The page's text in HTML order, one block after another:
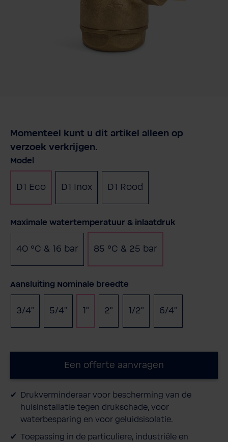
Momenteel kunt u dit artikel alleen op
verzoek verkrijgen.
Selecteer
Model
D1 Eco D1 Inox D1 Rood
Selecteer
Maximale watertemperatuur & inlaatdruk
40 °C & 16 bar 85 °C & 25 bar
Selecteer
Aansluiting Nominale breedte
3/4" 5/4" (Deze optie is momenteel niet
1" 2" (Deze optie is momenteel
1/2" 6/4"
Een offerte aanvragen
Drukverminderaar voor bescherming van de
huisinstallatie tegen drukschade, voor
waterbesparing en voor geluidsisolatie.
Toepassing in de particuliere, industriële en